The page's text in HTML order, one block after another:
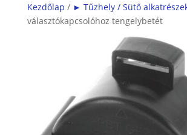
Kezdőlap / ► Tűzhely / Sütő
választókapcsolóhoz tengelybetét